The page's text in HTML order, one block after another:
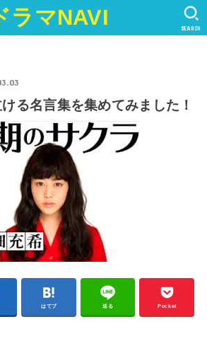
ラマNAVI SEARCH
る名言集を集めてみました！
はてブ 送る Pocket